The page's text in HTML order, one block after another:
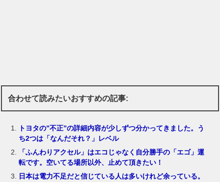
合わせて読みたいおすすめの記事:
トヨタの”不正”の詳細内容が少しずつ分かってきました。う
ち2つは「なんだそれ？」レベル
「ふんわりアクセル」はエコじゃなく自分勝手の「エゴ」運
転です。空いてる場所以外、止めて頂きたい！
日本は電力不足だと信じている人は多いけれど余っている。